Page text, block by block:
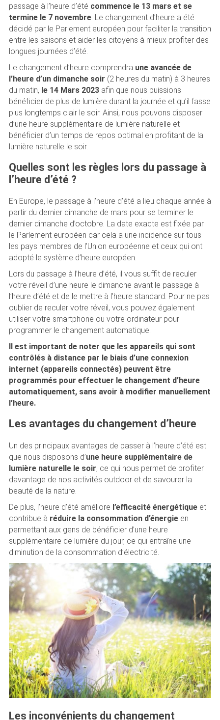
passage à l’heure d’été commence le 13 mars et se
termine le 7 novembre. Le changement d’heure a été
décidé par le Parlement européen pour faciliter la transition
entre les saisons et aider les citoyens à mieux profiter des
longues journées d’été.
Le changement d’heure comprendra une avancée de
l’heure d’un dimanche soir (2 heures du matin) à 3 heures
du matin, le 14 Mars 2023afin que nous puissions
bénéficier de plus de lumière durant la journée et qu’il fasse
plus longtemps clair le soir. Ainsi, nous pouvons disposer
d’une heure supplémentaire de lumière naturelle et
bénéficier d’un temps de repos optimal en profitant de la
lumière naturelle le soir.
Quelles sont les règles lors du passage à
l’heure d’été ?
En Europe, le passage à l’heure d’été a lieu chaque année à
partir du dernier dimanche de mars pour se terminer le
dernier dimanche d’octobre. La date exacte est fixée par
le Parlement européen car cela a une incidence sur tous
les pays membres de l’Union européenne et ceux qui ont
adopté le système d’heure européen.
Lors du passage à l’heure d’été, il vous suffit de reculer
votre réveil d’une heure le dimanche avant le passage à
l’heure d’été et de le mettre à l’heure standard. Pour ne pas
oublier de reculer votre réveil, vous pouvez également
utiliser votre smartphone ou votre ordinateur pour
programmer le changement automatique.
Il est important de noter que les appareils qui sont
contrôlés à distance par le biais d’une connexion
internet (appareils connectés) peuvent être
programmés pour effectuer le changement d’heure
automatiquement, sans avoir à modifier manuellement
l’heure.
Les avantages du changement d’heure
Un des principaux avantages de passer à l’heure d’été est
que nous disposons d’une heure supplémentaire de
lumière naturelle le soir, ce qui nous permet de profiter
davantage de nos activités outdoor et de savourer la
beauté de la nature.
De plus, l’heure d’été améliore l’efficacité énergétiqueet
contribue à réduire la consommation d’énergieen
permettant aux gens de bénéficier d’une heure
supplémentaire de lumière du jour, ce qui entraîne une
diminution de la consommation d’électricité.
Les inconvénients du changement